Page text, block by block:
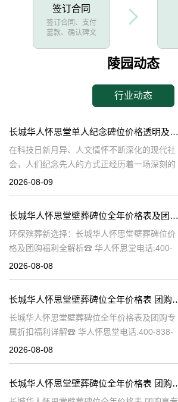
签订合同
签订合同、支付
墓款、确认碑文
陵园动态
行业动态
长城华人怀思堂单人纪念碑位价格透明及空间升级活动限时开启详解
在科技日新月异、人文情怀不断深化的现代社
会，人们纪念先人的方式正经历着一场深刻的
变革。科技与人文的交融，为传统的追思仪式
2026-08-09
长城华人怀思堂壁葬碑位全年价格表及团购专属折扣福利详解
环保殡葬新选择：长城华人怀思堂壁葬碑位价
格及团购福利全解析☎ 华人怀思堂电话:400-
838-5063随着现代人对身后事的规划日益细
2026-08-08
长城华人怀思堂壁葬碑位全年
长城华人怀思堂壁葬碑位全年价格表及团购专
属折扣福利详解☎ 华人怀思堂电话:400-838-
5063随着社会的发展和人们观念的转变，越来
2026-08-08
长城华人怀思堂壁葬碑位全年